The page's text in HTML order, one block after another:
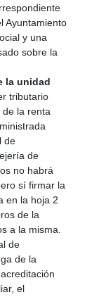
Ayuntamiento
y una
sobre la
la unidad
tributario
de la renta
de
de
no habrá
sí firmar la
en la hoja 2
de la
a la misma.
de
de la
el